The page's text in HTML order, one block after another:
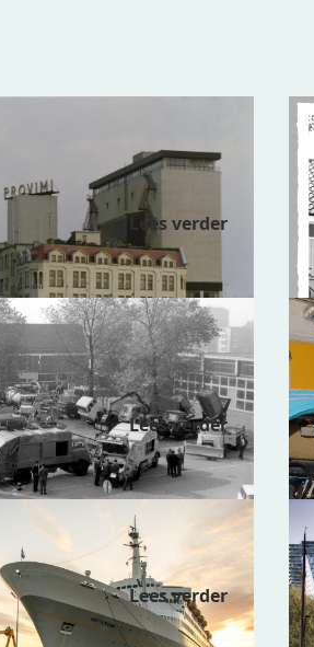
Lees verder
Rotterdam – Roteb
Lees verder
Lees verder